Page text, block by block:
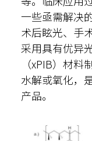
一些亟需解决
术后眩光、手
采用具有优异
（xPIB）材
水解或氧化，
产品。